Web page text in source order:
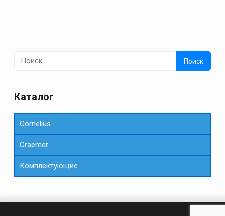
Найти:
Каталог
Cornelius
Сraemer
Комплектующие